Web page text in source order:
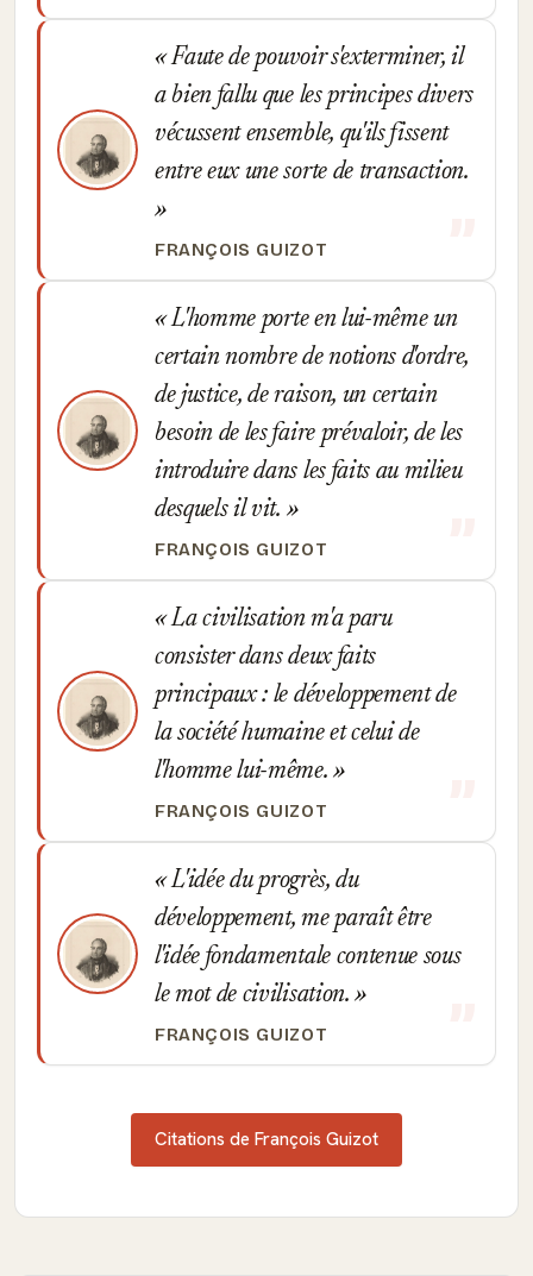
Faute de pouvoir s'exterminer, il
a bien fallu que les principes divers
vécussent ensemble, qu'ils fissent
entre eux une sorte de transaction.
FRANÇOIS GUIZOT
L'homme porte en lui-même un
certain nombre de notions d'ordre,
de justice, de raison, un certain
besoin de les faire prévaloir, de les
introduire dans les faits au milieu
desquels il vit.
FRANÇOIS GUIZOT
La civilisation m'a paru
consister dans deux faits
principaux : le développement de
la société humaine et celui de
l'homme lui-même.
FRANÇOIS GUIZOT
L'idée du progrès, du
développement, me paraît être
l'idée fondamentale contenue sous
le mot de civilisation.
FRANÇOIS GUIZOT
Citations de François Guizot